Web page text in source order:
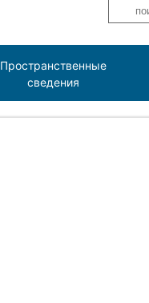
Пространственные
сведения